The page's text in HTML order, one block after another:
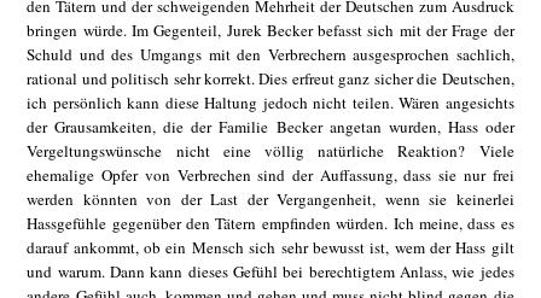
den Tätern und der schweigenden Mehrheit der Deutschen zum Ausdruck
bringen würde. Im Gegenteil, Jurek Becker befasst sich mit der Frage der
Schuld und des Umgangs mit den Verbrechern ausgesprochen sachlich,
rational und politisch sehr korrekt. Dies erfreut ganz sicher die Deutschen,
ich persönlich kann diese Haltung jedoch nicht teilen. Wären angesichts
der Grausamkeiten, die der Familie Becker angetan wurden, Hass oder
Vergeltungswünsche nicht eine völlig natürliche Reaktion? Viele
ehemalige Opfer von Verbrechen sind der Auffassung, dass sie nur frei
werden könnten von der Last der Vergangenheit, wenn sie keinerlei
Hassgefühle gegenüber den Tätern empfinden würden. Ich meine, dass es
darauf ankommt, ob ein Mensch sich sehr bewusst ist, wem der Hass gilt
und warum. Dann kann dieses Gefühl bei berechtigtem Anlass, wie jedes